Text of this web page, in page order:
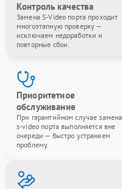
Контроль качества
Замена S-Video порта проходит
многоэтапную проверку —
исключаем недоработки и
повторные сбои.
Приоритетное
обслуживание
При гарантийном случае замена
s-video порта выполняется вне
очереди — быстро устраняем
проблему.